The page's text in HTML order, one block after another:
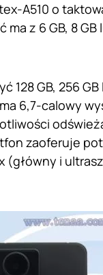
A510 o
z 6 GB, 8 GB
GB, 256 GB
6,7-calowy
zaoferuje
(główny i